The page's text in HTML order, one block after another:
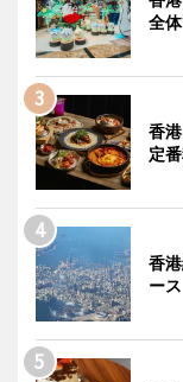
全
香
定
香
ース